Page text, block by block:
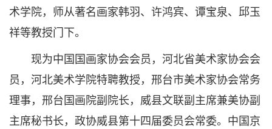
术学院，师从著名画家韩羽、许鸿宾、谭宝泉、邱玉
祥等教授门下。
现为中国国画家协会会员，河北省美术家协会会
员，河北美术学院特聘教授，邢台市美术家协会常务
理事，邢台国画院副院长，威县文联副主席兼美协副
主席秘书长，政协威县第十四届委员会常委。中国京